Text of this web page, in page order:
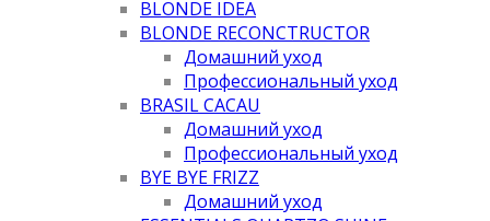
BLONDE IDEA
BLONDE RECONCTRUCTOR
Домашний уход
Профессиональный уход
BRASIL CACAU
Домашний уход
Профессиональный уход
BYE BYE FRIZZ
Домашний уход